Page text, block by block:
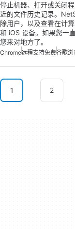
停止机器、打开或关闭
近的文件历史记录。
除用户，以及查看在计
和 iOS 设备。如果您一
您来对地方了。
Chrome远程支持免费谷歌浏
1 2